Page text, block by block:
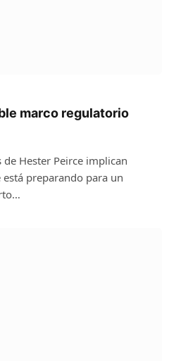
marco regulatorio
Hester Peirce implican
está preparando para un